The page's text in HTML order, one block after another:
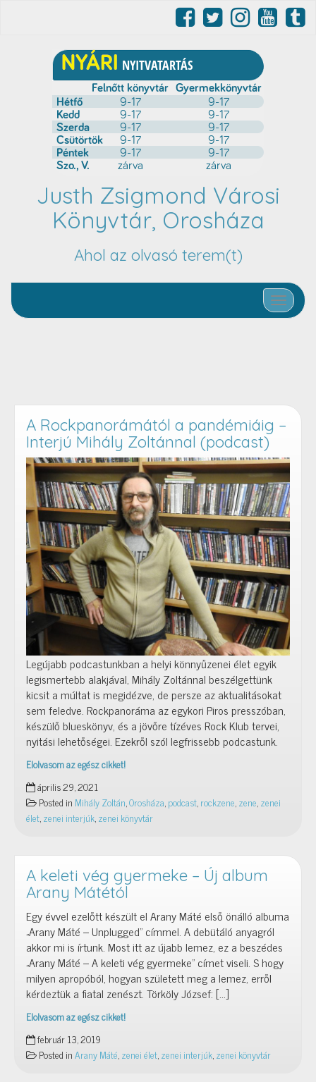
Justh Zsigmond Városi
Könyvtár, Orosháza
Ahol az olvasó terem(t)
Toggle
A Rockpanorámától a pandémiáig –
Interjú Mihály Zoltánnal (podcast)
Legújabb podcastunkban a helyi könnyűzenei élet egyik
legismertebb alakjával, Mihály Zoltánnal beszélgettünk
kicsit a múltat is megidézve, de persze az aktualitásokat
sem feledve. Rockpanoráma az egykori Piros presszóban,
készülő blueskönyv, és a jövőre tízéves Rock Klub tervei,
nyitási lehetőségei. Ezekről szól legfrissebb podcastunk.
Elolvasom az egész cikket!
A
Rockpanorámától
a
pandémiáig
Interjú
Mihály
Zoltánnal
(podcast)
április 29, 2021
Posted in Mihály Zoltán,Orosháza,podcast,rockzene,zene,zenei
élet,zenei interjúk,zenei könyvtár
A keleti vég gyermeke – Új album
Arany Mátétól
Egy évvel ezelőtt készült el Arany Máté első önálló albuma
„Arany Máté – Unplugged” címmel. A debütáló anyagról
akkor mi is írtunk. Most itt az újabb lemez, ez a beszédes
„Arany Máté – A keleti vég gyermeke” címet viseli. S hogy
milyen apropóból, hogyan született meg a lemez, erről
kérdeztük a fiatal zenészt. Törköly József: […]
Elolvasom az egész cikket!
A
keleti
vég
február 13, 2019
Posted inArany Máté,zenei élet,zenei interjúk,zenei könyvtár